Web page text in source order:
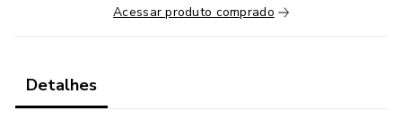
Acessar produto comprado
Detalhes